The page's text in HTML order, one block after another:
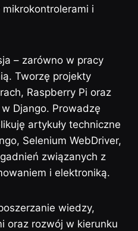
i
– zarówno w pracy
Tworzę projekty
Raspberry Pi oraz
Django. Prowadzę
artykuły techniczne
Selenium WebDriver,
związanych z
i elektroniką.
wiedzy,
oraz rozwój w kierunku